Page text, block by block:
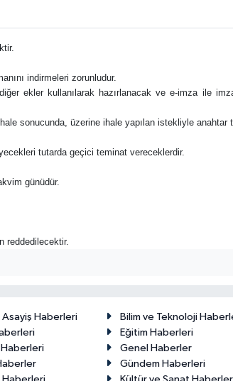
indirmeleri zorunludur.
ekler kullanılarak hazırlanacak ve e-imza ile
sonucunda, üzerine ihale yapılan istekliyle anahtar
tutarda geçici teminat vereceklerdir.
günüdür.
reddedilecektir.
Asayiş Haberleri
Bilim ve Teknoloji
Eğitim Haberleri
Haberleri
Genel Haberler
Gündem Haberleri